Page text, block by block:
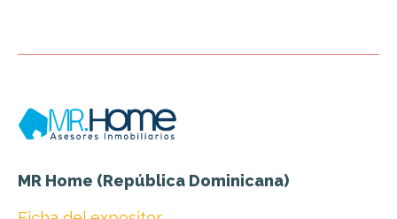
MR Home (República Dominicana)